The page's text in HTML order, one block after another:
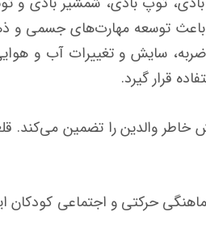
باعث توسعه مهارت‌های جسمی
برابر ضربه، سایش و تغییرات آب
والدین را تضمین می‌کند.
حرکتی و اجتماعی کودکان